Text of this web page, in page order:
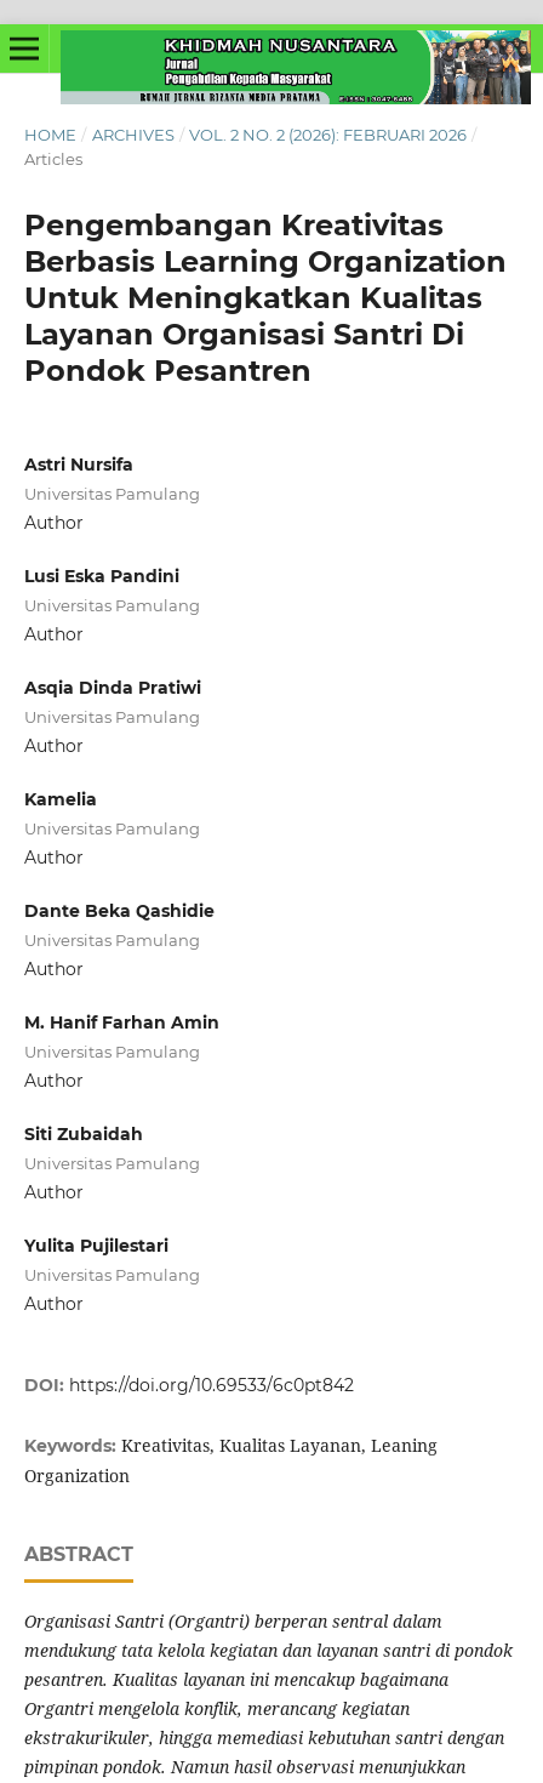
HOME / ARCHIVES / VOL. 2 NO. 2 (2026): FEBRUARI 2026 /
Articles
Pengembangan Kreativitas
Berbasis Learning Organization
Untuk Meningkatkan Kualitas
Layanan Organisasi Santri Di
Pondok Pesantren
Astri Nursifa
Universitas Pamulang
Author
Lusi Eska Pandini
Universitas Pamulang
Author
Asqia Dinda Pratiwi
Universitas Pamulang
Author
Kamelia
Universitas Pamulang
Author
Dante Beka Qashidie
Universitas Pamulang
Author
M. Hanif Farhan Amin
Universitas Pamulang
Author
Siti Zubaidah
Universitas Pamulang
Author
Yulita Pujilestari
Universitas Pamulang
Author
DOI: https://doi.org/10.69533/6c0pt842
Keywords: Kreativitas, Kualitas Layanan, Leaning
Organization
ABSTRACT
Organisasi Santri (Organtri) berperan sentral dalam
mendukung tata kelola kegiatan dan layanan santri di pondok
pesantren. Kualitas layanan ini mencakup bagaimana
Organtri mengelola konflik, merancang kegiatan
ekstrakurikuler, hingga memediasi kebutuhan santri dengan
pimpinan pondok. Namun hasil observasi menunjukkan